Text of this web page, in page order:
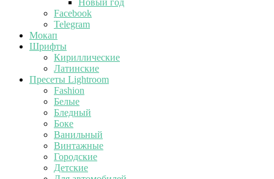
Новый год
Facebook
Telegram
Мокап
Шрифты
Кириллические
Латинские
Пресеты Lightroom
Fashion
Белые
Бледный
Боке
Ванильный
Винтажные
Городские
Детские